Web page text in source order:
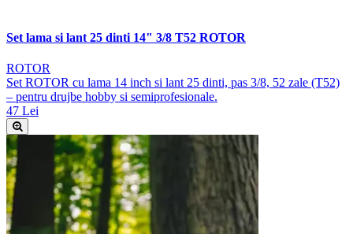
Set lama si lant 25 dinti 14" 3/8 T52 ROTOR
ROTOR
Set ROTOR cu lama 14 inch si lant 25 dinti, pas 3/8, 52 zale (T52)
– pentru drujbe hobby si semiprofesionale.
47 Lei